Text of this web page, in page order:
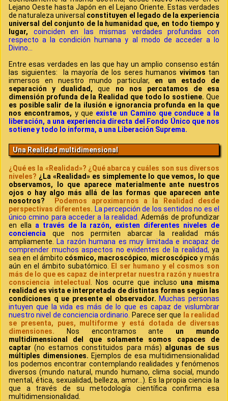
Lejano Oeste hasta Japón en el Lejano Oriente. Estas verdades
de naturaleza universal constituyen el legado de la experiencia
universal del conjunto de la humanidad que, en todo tiempo y
lugar,
coinciden en las mismas verdades profundas con
respecto a la condición humana y al modo de acceder a lo
Divino…
Entre esas verdades en las que hay un amplio consenso están
las siguientes: la mayoría de los seres humanos vivimos tan
inmersos en nuestro mundo particular, en un estado de
separación y dualidad, que no nos percatamos de esa
dimensión profunda de la Realidad que todo lo sostiene. Que
es posible salir de la ilusión e ignorancia profunda en la que
nos encontramos, y que existe un Camino que conduce a la
liberación, a una experiencia directa del Fondo Único que nos
sotiene y todo lo informa, a una Liberación Suprema.
Una Realidad multidimensional
¿Qué es la «Realidad»? ¿Qué abarca y cuáles son sus diversos
niveles? ¿La «Realidad» es simplemente lo que vemos, lo que
observamos, lo que aparece materialmente ante nuestros
ojos o hay algo más allá de las formas que aparecen ante
nosotros?
Podemos aproximarnos a la Realidad desde
perspectivas diferentes. La percepción de los sentidos no es el
único cmino para acceder a la realidad. Además de profundizar
en ella a través de la razón, existen diferentes niveles de
conciencia que nos permiten abarcar la realidad más
ampliamente. La razón humana es muy limitada e incapaz de
comprender muchos aspectos no evidentes de la realidad, ya
sea en el ámbito cósmico, macroscópico, microscópico y más
aún en el ámbito subatómico.
El ser humano y el cosmos son
más de lo que es capaz de interpretar nuestra razón y nuestra
consciencia intelectual
. Nos ocurre que incluso una misma
realidad es vista e interpretada de distintas formas según las
condiciones q ue presente el observador. Muchas personas
intuyen que la vida es más de lo que es capaz de vislumbrar
nuestro nivel de conciencia ordinario.
Parece ser que
la realidad
se presenta, pues, multiforme y está dotada de diversas
dimensiones. Nos encontramos ante un mundo
multidimensional del que solamente somos capaces de
captar (no estamos constituidos para más) algunas de sus
múltiples dimensiones. Ejemplos de esa multidimensionalidad
los podemos encontrar contemplando realidades y fenómenos
diversos (mundo natural, mundo humano, clima social, mundo
mental, ética, sexualidad, belleza, amor…). Es la propia ciencia la
que a través de su metodología científica confirma esa
multidimensionalidad.